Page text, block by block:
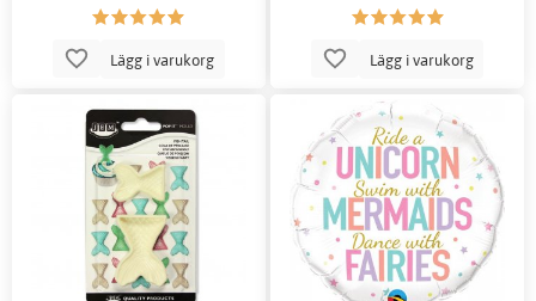
Lägg i varukorg Lägg i varukorg